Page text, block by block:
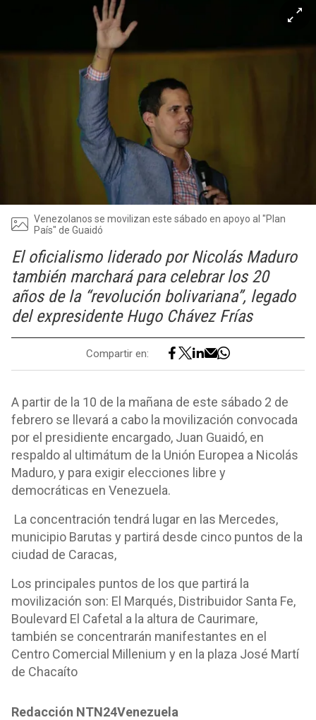
Venezolanos se movilizan este sábado en apoyo al "Plan
País" de Guaidó
El oficialismo liderado por Nicolás Maduro
también marchará para celebrar los 20
años de la “revolución bolivariana”, legado
del expresidente Hugo Chávez Frías
Compartir en:
A partir de la 10 de la mañana de este sábado 2 de
febrero se llevará a cabo la movilización convocada
por el presidiente encargado, Juan Guaidó, en
respaldo al ultimátum de la Unión Europea a Nicolás
Maduro, y para exigir elecciones libre y
democráticas en Venezuela.
La concentración tendrá lugar en las Mercedes,
municipio Barutas y partirá desde cinco puntos de la
ciudad de Caracas,
Los principales puntos de los que partirá la
movilización son: El Marqués, Distribuidor Santa Fe,
Boulevard El Cafetal a la altura de Caurimare,
también se concentrarán manifestantes en el
Centro Comercial Millenium y en la plaza José Martí
de Chacaíto
Redacción NTN24Venezuela